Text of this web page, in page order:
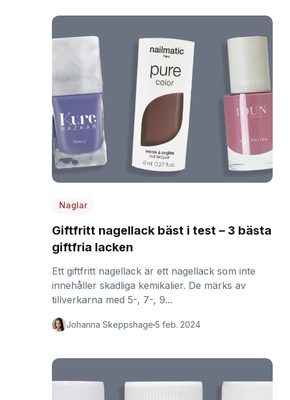
Naglar
Giftfritt nagellack bäst i test – 3 bästa
giftfria lacken
Ett giftfritt nagellack är ett nagellack som inte
innehåller skadliga kemikalier. De märks av
tillverkarna med 5-, 7-, 9...
Johanna Skeppshage 5 feb. 2024